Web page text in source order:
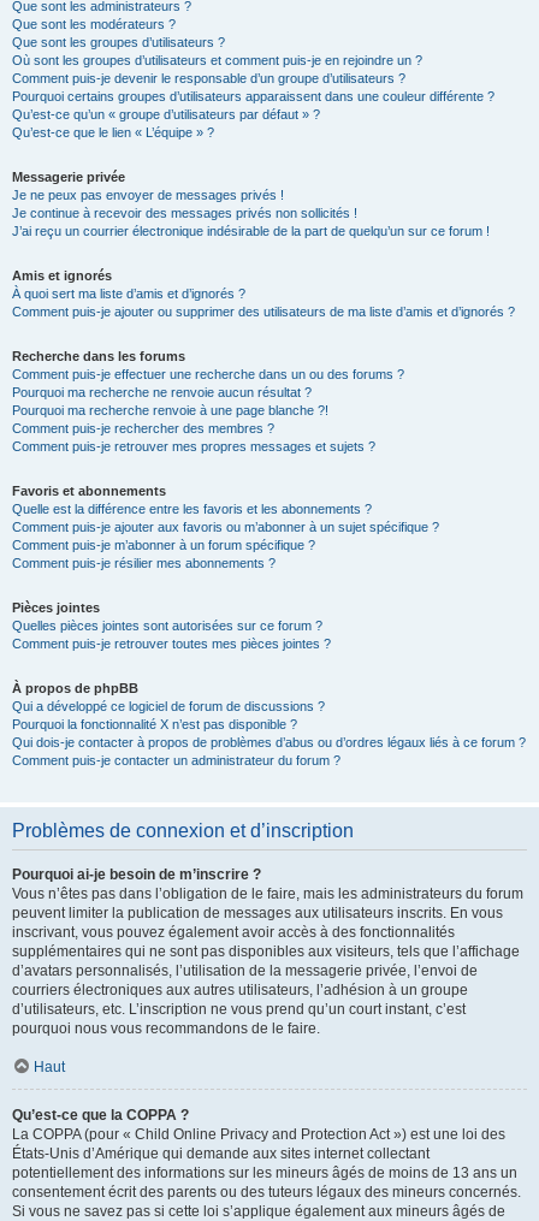
Que sont les administrateurs ?
Que sont les modérateurs ?
Que sont les groupes d’utilisateurs ?
Où sont les groupes d’utilisateurs et comment puis-je en rejoindre un ?
Comment puis-je devenir le responsable d’un groupe d’utilisateurs ?
Pourquoi certains groupes d’utilisateurs apparaissent dans une couleur différente ?
Qu’est-ce qu’un « groupe d’utilisateurs par défaut » ?
Qu’est-ce que le lien « L’équipe » ?
Messagerie privée
Je ne peux pas envoyer de messages privés !
Je continue à recevoir des messages privés non sollicités !
J’ai reçu un courrier électronique indésirable de la part de quelqu’un sur ce forum !
Amis et ignorés
À quoi sert ma liste d’amis et d’ignorés ?
Comment puis-je ajouter ou supprimer des utilisateurs de ma liste d’amis et d’ignorés ?
Recherche dans les forums
Comment puis-je effectuer une recherche dans un ou des forums ?
Pourquoi ma recherche ne renvoie aucun résultat ?
Pourquoi ma recherche renvoie à une page blanche ?!
Comment puis-je rechercher des membres ?
Comment puis-je retrouver mes propres messages et sujets ?
Favoris et abonnements
Quelle est la différence entre les favoris et les abonnements ?
Comment puis-je ajouter aux favoris ou m’abonner à un sujet spécifique ?
Comment puis-je m’abonner à un forum spécifique ?
Comment puis-je résilier mes abonnements ?
Pièces jointes
Quelles pièces jointes sont autorisées sur ce forum ?
Comment puis-je retrouver toutes mes pièces jointes ?
À propos de phpBB
Qui a développé ce logiciel de forum de discussions ?
Pourquoi la fonctionnalité X n’est pas disponible ?
Qui dois-je contacter à propos de problèmes d’abus ou d’ordres légaux liés à ce forum ?
Comment puis-je contacter un administrateur du forum ?
Problèmes de connexion et d’inscription
Pourquoi ai-je besoin de m’inscrire ?
Vous n’êtes pas dans l’obligation de le faire, mais les administrateurs du forum
peuvent limiter la publication de messages aux utilisateurs inscrits. En vous
inscrivant, vous pouvez également avoir accès à des fonctionnalités
supplémentaires qui ne sont pas disponibles aux visiteurs, tels que l’affichage
d’avatars personnalisés, l’utilisation de la messagerie privée, l’envoi de
courriers électroniques aux autres utilisateurs, l’adhésion à un groupe
d’utilisateurs, etc. L’inscription ne vous prend qu’un court instant, c’est
pourquoi nous vous recommandons de le faire.
Haut
Qu’est-ce que la COPPA ?
La COPPA (pour « Child Online Privacy and Protection Act ») est une loi des
États-Unis d’Amérique qui demande aux sites internet collectant
potentiellement des informations sur les mineurs âgés de moins de 13 ans un
consentement écrit des parents ou des tuteurs légaux des mineurs concernés.
Si vous ne savez pas si cette loi s’applique également aux mineurs âgés de